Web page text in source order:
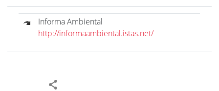
Informa Ambiental
http://informaambiental.istas.net/